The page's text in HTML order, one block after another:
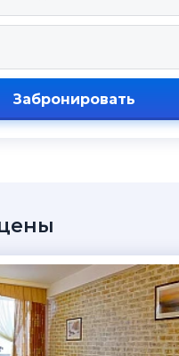
Забронировать